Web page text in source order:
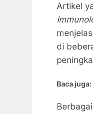
Artikel
di
Baca juga: